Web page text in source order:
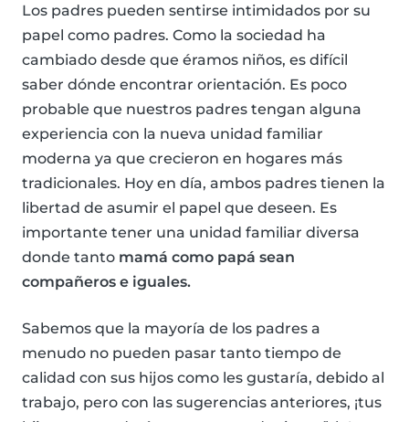
Los padres pueden sentirse intimidados por su
papel como padres. Como la sociedad ha
cambiado desde que éramos niños, es difícil
saber dónde encontrar orientación. Es poco
probable que nuestros padres tengan alguna
experiencia con la nueva unidad familiar
moderna ya que crecieron en hogares más
tradicionales. Hoy en día, ambos padres tienen la
libertad de asumir el papel que deseen. Es
importante tener una unidad familiar diversa
donde tanto mamá como papá sean
compañeros e iguales.
Sabemos que la mayoría de los padres a
menudo no pueden pasar tanto tiempo de
calidad con sus hijos como les gustaría, debido al
trabajo, pero con las sugerencias anteriores, ¡tus